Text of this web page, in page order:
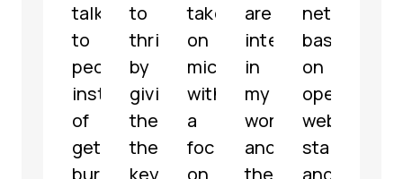
talk
to
people
instead
of
getting
to
thrive
by
giving
them
the
take
on
microblogging
with
a
focus
are
interested
in
my
work
and
network
based
on
open
web
standards